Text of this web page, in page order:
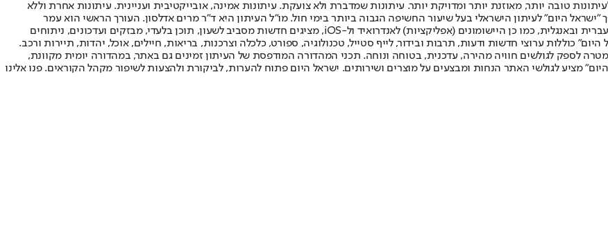
טובה יותר, מאוזנת יותר ומדויקת יותר. עיתונות שמדברת ולא צועקת. עיתונות אמינה, אובייקטיבית ועניינית. עיתונות אחרת וללא
המהדורה המודפסת הראשונה פורסמה ב-30 ביולי 2007, וב-2010 הפך "ישראל היום" לעיתון הישראלי בעל שיעור החשיפה הגבוה ביותר בימי חול. מו"ל העיתון היא ד"ר מרים אדלסון. העורך הראשי הוא עמר
לחמנוביץ, והעורך המייסד הוא עמוס רגב. אתרי האינטרנט של "ישראל היום" בעברית ובאנגלית, כמו כן היישומונים (אפליקציות) לאנדרואיד ול-iOS, מציגים חדשות מסביב לשעון, תוכן בלעדי, מבזקים ועדכונים, ניתוחים
כוללות ערוצי חדשות ודעות, תרבות ובידור, לייף סטייל, טכנולוגיה, ספורט, כלכלה וצרכנות, בריאות, חיילים, אוכל, יהדות, תיירות ורכב.
במטרה לספק לגולשים חוויה מהירה, עדכנית, בטוחה ונוחה. תכני המהדורה המודפסת של העיתון זמינים גם באתר, במהדורה יומית מקוונת,
מציע לגולשי האתר הנחות ומבצעים על מוצרים ושירותים. ישראל היום פתוח להערות, לביקורת ולהצעות לשיפור מקהל הקוראים. פנו אלינו